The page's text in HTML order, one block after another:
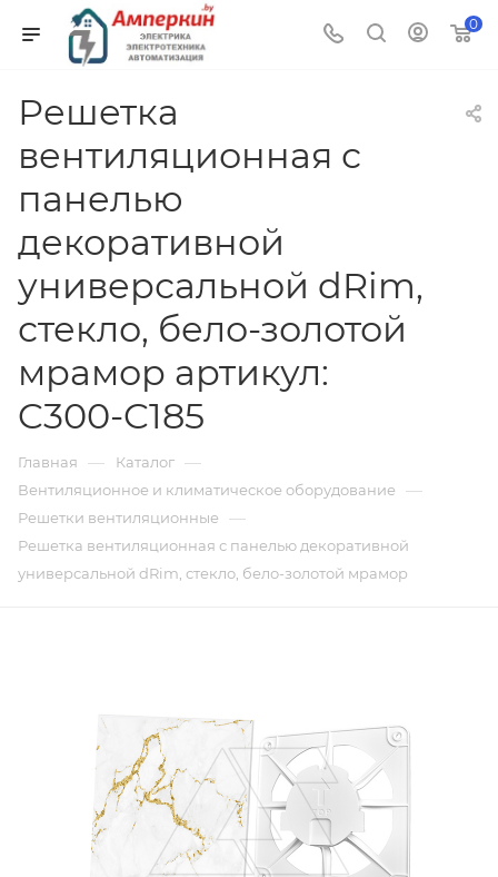
0
Решетка
вентиляционная с
панелью
декоративной
универсальной dRim,
стекло, бело-золотой
мрамор артикул:
C300-C185
Главная — Каталог —
Вентиляционное и климатическое оборудование —
Решетки вентиляционные —
Решетка вентиляционная с панелью декоративной
универсальной dRim, стекло, бело-золотой мрамор